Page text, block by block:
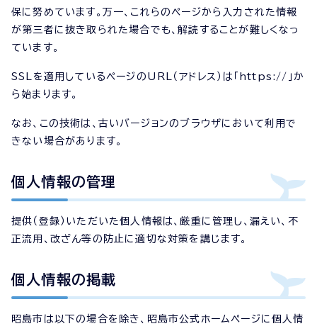
保に努めています。万一、これらのページから入力された情報
が第三者に抜き取られた場合でも、解読することが難しくなっ
ています。
SSLを適用しているページのURL（アドレス）は「https://」か
ら始まります。
なお、この技術は、古いバージョンのブラウザにおいて利用で
きない場合があります。
個人情報の管理
提供（登録）いただいた個人情報は、厳重に管理し、漏えい、不
正流用、改ざん等の防止に適切な対策を講じます。
個人情報の掲載
昭島市は以下の場合を除き、昭島市公式ホームページに個人情